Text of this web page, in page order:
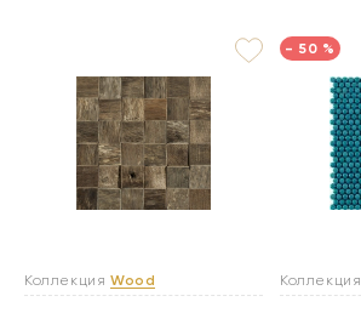
Коллекция Wood
- 50 %
Коллекция